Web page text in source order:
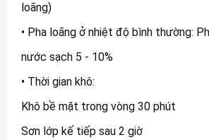
loãng)
• Pha loãng ở nhiệt độ bình thường:
nước sạch 5 - 10%
• Thời gian khô:
Khô bề mặt trong vòng 30 phút
Sơn lớp kế tiếp sau 2 giờ